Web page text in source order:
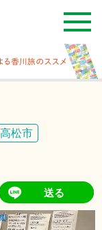
高松市